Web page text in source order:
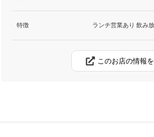
特徴 ランチ営業あり 飲み
このお店の情報